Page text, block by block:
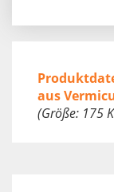
aus
(Größe: 175